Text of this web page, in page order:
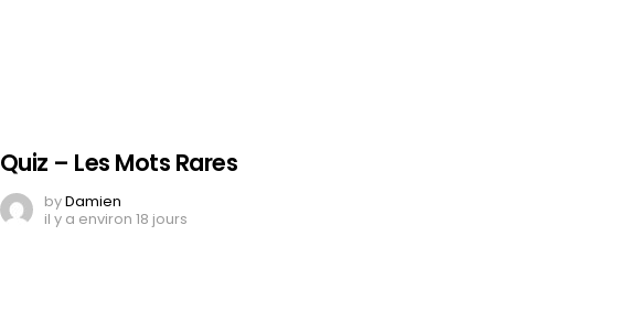
Quiz – Les Mots Rares
byDamien
il y a environ 18 jours